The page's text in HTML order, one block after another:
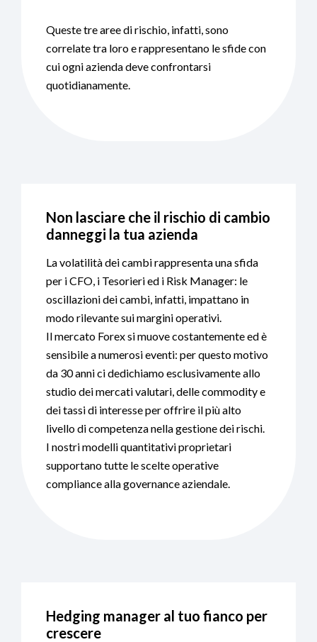
Queste tre aree di rischio, infatti, sono
correlate tra loro e rappresentano le sfide con
cui ogni azienda deve confrontarsi
quotidianamente.
Non lasciare che il rischio di cambio
danneggi la tua azienda
La volatilità dei cambi rappresenta una sfida
per i CFO, i Tesorieri ed i Risk Manager: le
oscillazioni dei cambi, infatti, impattano in
modo rilevante sui margini operativi.
Il mercato Forex si muove costantemente ed è
sensibile a numerosi eventi: per questo motivo
da 30 anni ci dedichiamo esclusivamente allo
studio dei mercati valutari, delle commodity e
dei tassi di interesse per offrire il più alto
livello di competenza nella gestione dei rischi.
I nostri modelli quantitativi proprietari
supportano tutte le scelte operative
compliance alla governance aziendale.
Hedging manager al tuo fianco per
crescere